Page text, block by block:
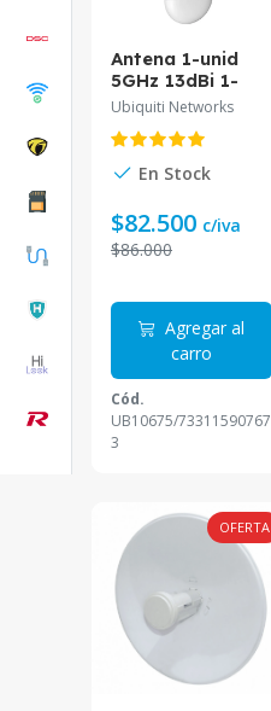
Antena 1-unid
5GHz 13dBi 1-
1000-RJ45 req-
CPE/AP N
Loco5AC.
Ubiquiti Networks
En Stock
$82.500 c/iva
$86.000
Agregar al
carro
Cód.
UB10675/73311590767
3
OFERTA